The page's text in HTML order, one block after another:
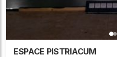
ESPACE PISTRIACUM